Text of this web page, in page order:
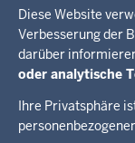
Diese Website
Verbesserung der
darüber
oder analytische
Ihre Privatsphäre
PDF, 221,58 KB
Überblick:
Inhalte
Im
Inhalt
Menü
in
Menü